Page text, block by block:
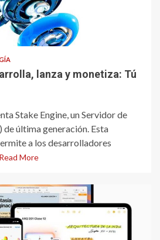
lanza y monetiza: Tú
Stake Engine, un Servidor de
de última generación. Esta
a los desarrolladores
Read More